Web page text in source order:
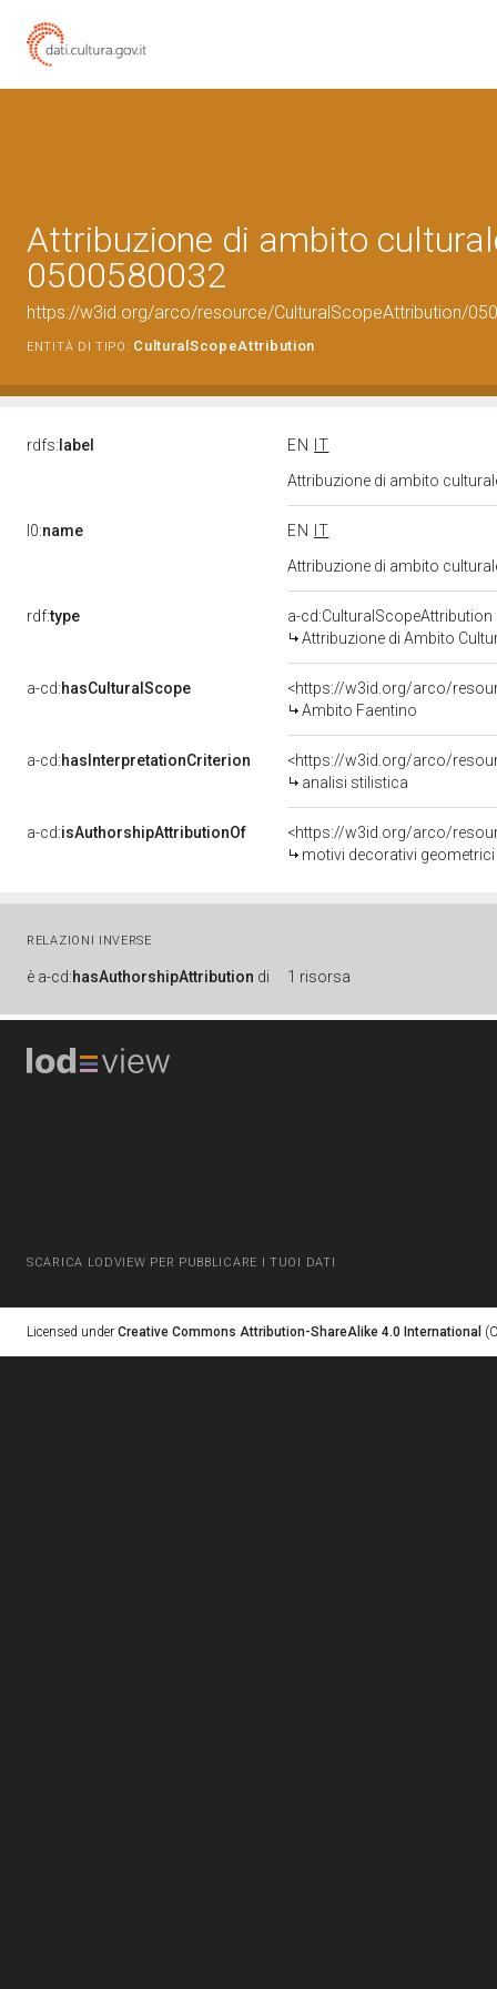
Attribuzione di ambito
0500580032
https://w3id.org/arco/resource/CulturalScopeAttribution/
ENTITÀ DI TIPO: CulturalScopeAttribution
rdfs: label EN
IT
Attribuzione di ambito
l0:name EN
IT
Attribuzione di ambito
rdf:type
a-cd:CulturalScopeAttribution
Attribuzione di Ambito
a-cd:hasCulturalScope
<https://w3id.org/arco/
Ambito Faentino
a-cd:hasInterpretationCriterion
<https://w3id.org/arco/
analisi stilistica
a-cd:isAuthorshipAttributionOf
<https://w3id.org/arco/
motivi decorativi
RELAZIONI INVERSE
è a-cd:hasAuthorshipAttribution di 1 risorsa
SCARICA LODVIEW PER PUBBLICARE I TUOI DATI
Licensed under Creative Commons Attribution-ShareAlike 4.0 International